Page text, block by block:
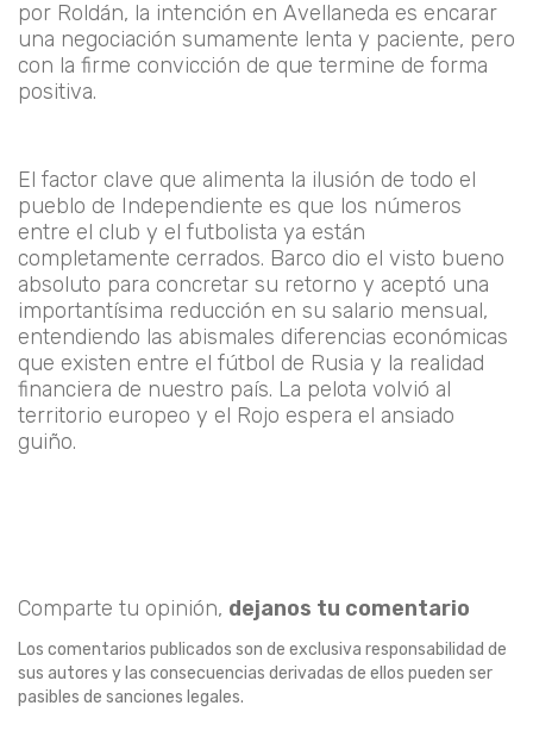
por Roldán, la intención en Avellaneda es encarar
una negociación sumamente lenta y paciente, pero
con la firme convicción de que termine de forma
positiva.
El factor clave que alimenta la ilusión de todo el
pueblo de Independiente es que los números
entre el club y el futbolista ya están
completamente cerrados. Barco dio el visto bueno
absoluto para concretar su retorno y aceptó una
importantísima reducción en su salario mensual,
entendiendo las abismales diferencias económicas
que existen entre el fútbol de Rusia y la realidad
financiera de nuestro país. La pelota volvió al
territorio europeo y el Rojo espera el ansiado
guiño.
Comparte tu opinión, dejanos tu comentario
Los comentarios publicados son de exclusiva responsabilidad de
sus autores y las consecuencias derivadas de ellos pueden ser
pasibles de sanciones legales.